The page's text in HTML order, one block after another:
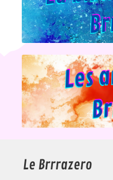
Le Brrrazero